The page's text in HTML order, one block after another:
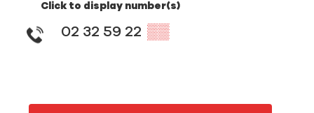
Click to display number(s)
02 32 59 22 ▒▒